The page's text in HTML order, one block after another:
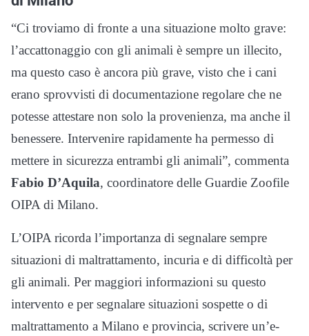
“Ci troviamo di fronte a una situazione molto grave:
l’accattonaggio con gli animali è sempre un illecito,
ma questo caso è ancora più grave, visto che i cani
erano sprovvisti di documentazione regolare che ne
potesse attestare non solo la provenienza, ma anche il
benessere. Intervenire rapidamente ha permesso di
mettere in sicurezza entrambi gli animali”, commenta
Fabio D’Aquila, coordinatore delle Guardie Zoofile
OIPA di Milano.
L’OIPA ricorda l’importanza di segnalare sempre
situazioni di maltrattamento, incuria e di difficoltà per
gli animali. Per maggiori informazioni su questo
intervento e per segnalare situazioni sospette o di
maltrattamento a Milano e provincia, scrivere un’e-